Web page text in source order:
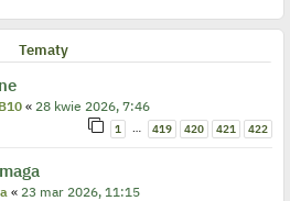
Tematy
« 28 kwie 2026, 7:46
1 … 419 420 421 422
« 23 mar 2026, 11:15